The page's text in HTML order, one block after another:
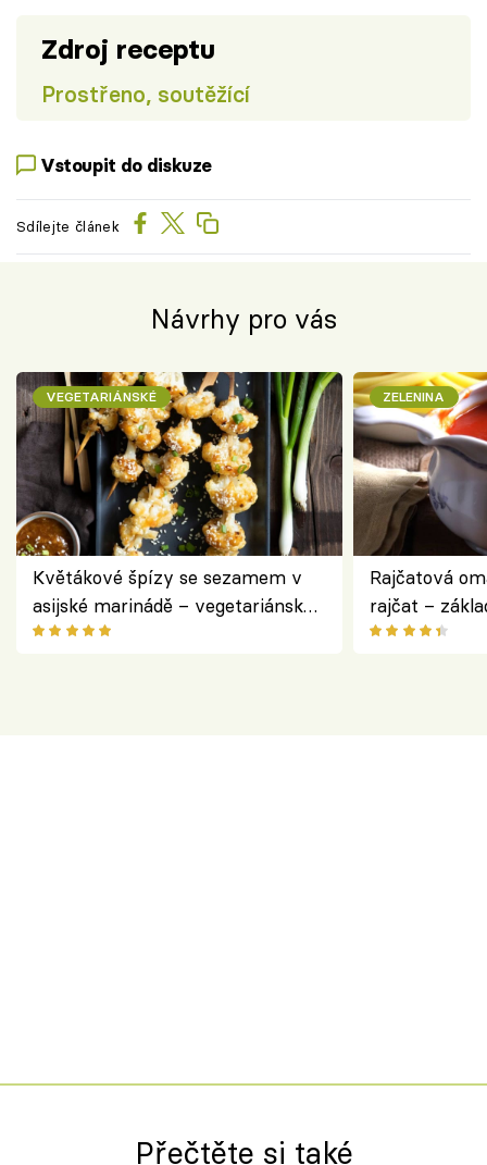
Zdroj receptu
Prostřeno, soutěžící
Vstoupit do diskuze
Sdílejte článek
Návrhy pro vás
VEGETARIÁNSKÉ
Květákové špízy se sezamem v
asijské marinádě – vegetariánská
chuťovka z grilu
ZELENINA
Rajčatová
rajčat –
Přečtěte si také